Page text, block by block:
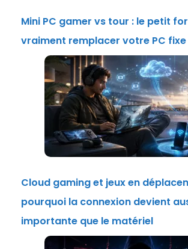
Mini PC gamer vs tour : le petit
vraiment remplacer votre PC fixe
Cloud gaming et jeux en
pourquoi la connexion devient
importante que le matériel